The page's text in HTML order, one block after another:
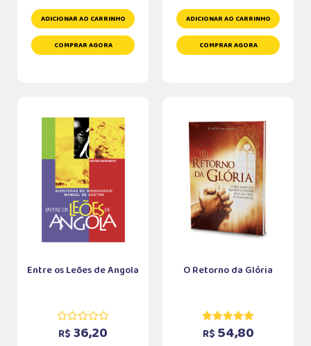
ADICIONAR AO CARRINHO
COMPRAR AGORA
ADICIONAR AO CARRINHO
COMPRAR AGORA
Entre os Leões de Angola
R$ 36,20
O Retorno da Glória
R$ 54,80